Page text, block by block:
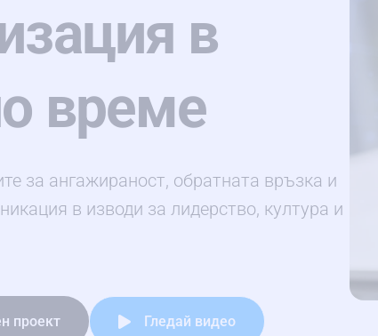
в
време
за ангажираност, обратната връзка и
в изводи за лидерство, култура и
проект Гледай видео